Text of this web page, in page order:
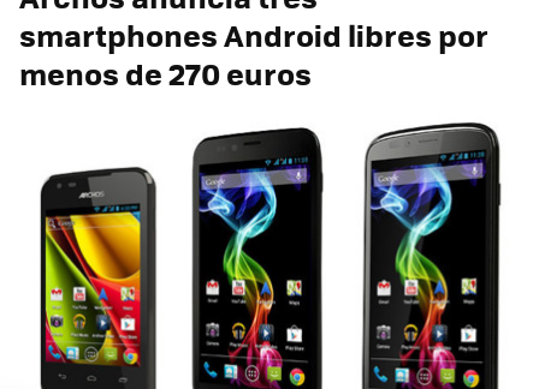
smartphones Android libres por
menos de 270 euros